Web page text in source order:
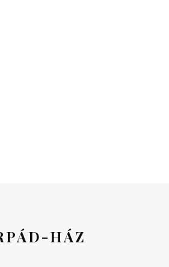
HÁZ